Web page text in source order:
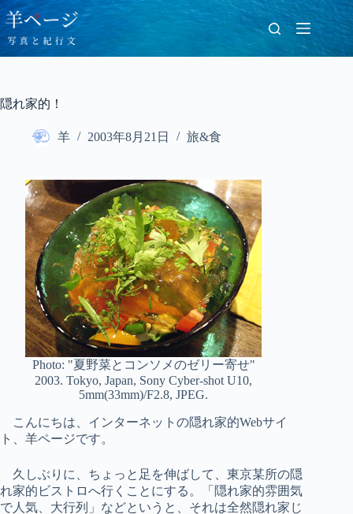
コ
ン
テ
ン
ス
隠れ家的！
羊 2003年8月21日 旅&食
Photo: "夏野菜とコンソメのゼリー寄せ"
2003. Tokyo, Japan, Sony Cyber-shot U10,
5mm(33mm)/F2.8, JPEG.
こんにちは、インターネットの隠れ家的Webサイ
ト、羊ページです。
久しぶりに、ちょっと足を伸ばして、東京某所の隠
れ家的ビストロへ行くことにする。「隠れ家的雰囲気
で人気、大行列」などというと、それは全然隠れ家じ